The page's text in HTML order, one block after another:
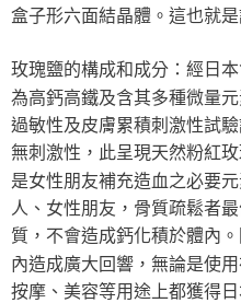
盒子形六面結晶體。這也就
玫瑰鹽的構成和成分：經日
為高鈣高鐵及含其多種微量
過敏性及皮膚累積刺激性試
無刺激性，此呈現天然粉紅
是女性朋友補充造血之必要
人、女性朋友，骨質疏鬆者
質，不會造成鈣化積於體內
內造成廣大回響，無論是使
按摩、美容等用途上都獲得